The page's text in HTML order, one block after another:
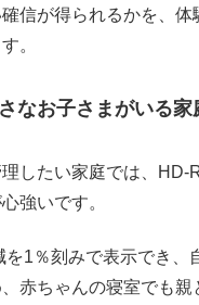
信が得られるかを、体
。
なお子さまがいる家
したい家庭では、
強いです。
1％刻みで表示でき、
赤ちゃんの寝室でも親